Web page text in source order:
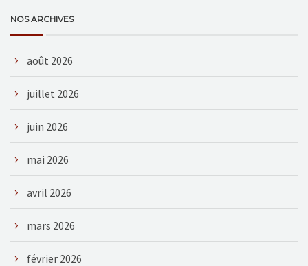
NOS ARCHIVES
août 2026
juillet 2026
juin 2026
mai 2026
avril 2026
mars 2026
février 2026